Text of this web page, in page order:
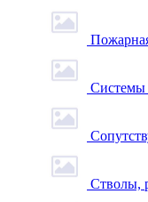
Системы
Стволы,